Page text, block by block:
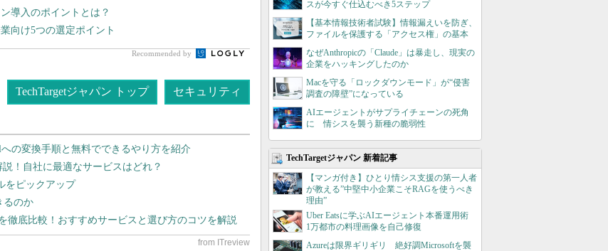
導入のポイントとは？
向け5つの選定ポイント
Recommended by
TechTargetジャパン トップ セキュリティ
の変換手順と無料でできるやり方を紹介
！自社に最適なサービスはどれ？
をピックアップ
るのか
徹底比較！おすすめサービスと選び方のコツを解説
スが今すぐ仕込むべき5ステップ
【基本情報技術者試験】情報漏えいを防ぎ、
ファイルを保護する「アクセス権」の基本
なぜAnthropicの「Claude」は暴走し、現実の
企業をハッキングしたのか
Macを守る「ロックダウンモード」が“侵害
調査の障壁”になっている
AIエージェントがサプライチェーンの死角
に 情シスを襲う新種の脆弱性
TechTargetジャパン 新着記事
【マンガ付き】ひとり情シス支援の第一人者
が教える”中堅中小企業こそRAGを使うべき
理由”
Uber Eatsに学ぶAIエージェント本番運用術
1万都市の料理画像を自己修復
Azureは限界ギリギリ 絶好調Microsoftを襲